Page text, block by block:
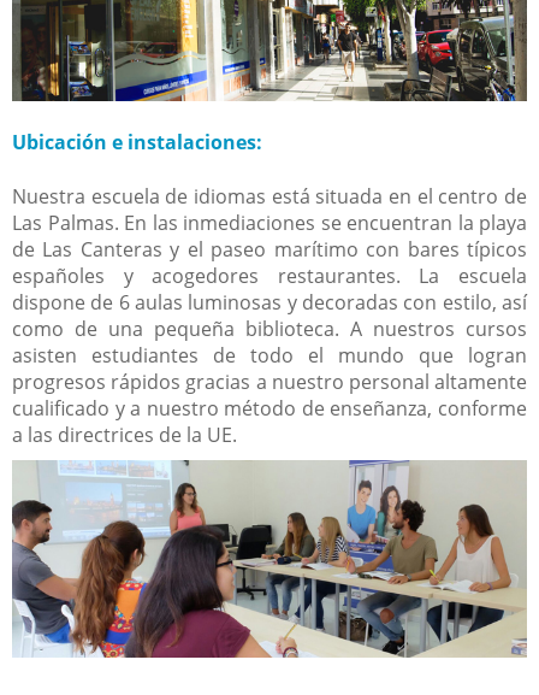
Ubicación e instalaciones:
Nuestra escuela de idiomas está situada en el centro de
Las Palmas. En las inmediaciones se encuentran la playa
de Las Canteras y el paseo marítimo con bares típicos
españoles y acogedores restaurantes. La escuela
dispone de 6 aulas luminosas y decoradas con estilo, así
como de una pequeña biblioteca. A nuestros cursos
asisten estudiantes de todo el mundo que logran
progresos rápidos gracias a nuestro personal altamente
cualificado y a nuestro método de enseñanza, conforme
a las directrices de la UE.